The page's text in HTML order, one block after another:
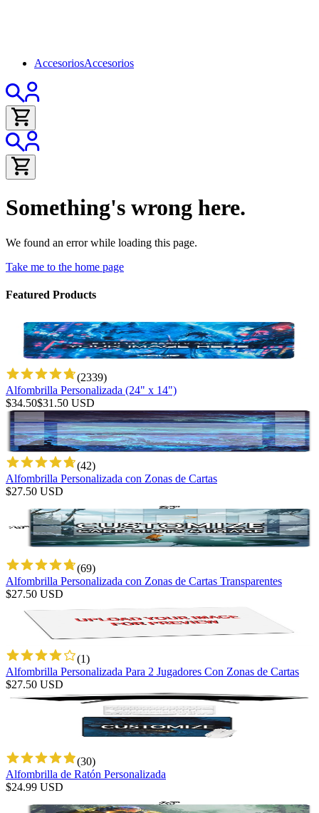
AccesoriosAccesorios
Something's wrong here.
We found an error while loading this page.
Take me to the home page
Featured Products
(2339)
Alfombrilla Personalizada (24" x 14")
$34.50$31.50 USD
(42)
Alfombrilla Personalizada con Zonas de Cartas
$27.50 USD
(69)
Alfombrilla Personalizada con Zonas de Cartas Transparentes
$27.50 USD
(1)
Alfombrilla Personalizada Para 2 Jugadores Con Zonas de Cartas
$27.50 USD
(30)
Alfombrilla de Ratón Personalizada
$24.99 USD